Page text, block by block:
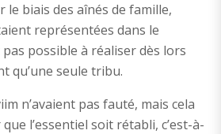
le biais des aînés de famille,
représentées dans le
pas possible à réaliser dès lors
qu’une seule tribu.
n’avaient pas fauté, mais cela
l’essentiel soit rétabli, c’est-à-